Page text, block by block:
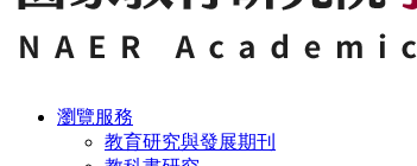
瀏覽服務
教育研究與發展期刊